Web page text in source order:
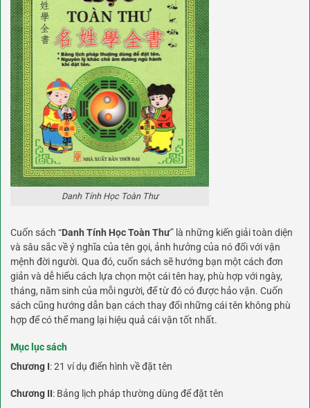
Danh Tính Học Toàn Thư
Cuốn sách “Danh Tính Học Toàn Thư” là những kiến giải toàn diện
và sâu sắc về ý nghĩa của tên gọi, ảnh hưởng của nó đối với vận
mệnh đời người. Qua đó, cuốn sách sẽ hướng bạn một cách đơn
giản và dễ hiểu cách lựa chọn một cái tên hay, phù hợp với ngày,
tháng, năm sinh của mỗi người, để từ đó có được hảo vận. Cuốn
sách cũng hướng dẫn bạn cách thay đổi những cái tên không phù
hợp để có thể mang lại hiệu quả cái vận tốt nhất.
Mục lục sách
Chương I: 21 ví dụ điển hình về đặt tên
Chương II: Bảng lịch pháp thường dùng để đặt tên